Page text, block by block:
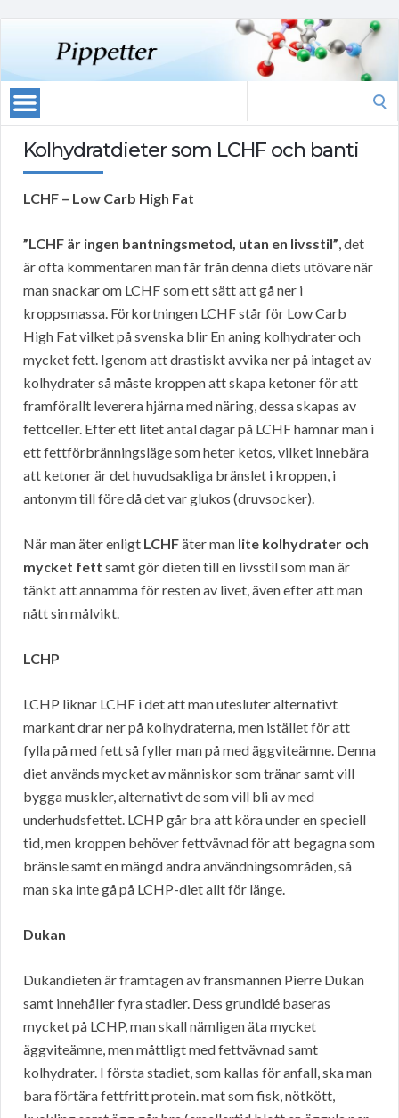
Kolhydratdieter som LCHF och banti
LCHF – Low Carb High Fat
”LCHF är ingen bantningsmetod, utan en livsstil”, det
är ofta kommentaren man får från denna diets utövare när
man snackar om LCHF som ett sätt att gå ner i
kroppsmassa. Förkortningen LCHF står för Low Carb
High Fat vilket på svenska blir En aning kolhydrater och
mycket fett. Igenom att drastiskt avvika ner på intaget av
kolhydrater så måste kroppen att skapa ketoner för att
framförallt leverera hjärna med näring, dessa skapas av
fettceller. Efter ett litet antal dagar på LCHF hamnar man i
ett fettförbränningsläge som heter ketos, vilket innebära
att ketoner är det huvudsakliga bränslet i kroppen, i
antonym till före då det var glukos (druvsocker).
När man äter enligt LCHFäter man lite kolhydrater och
mycket fett samt gör dieten till en livsstil som man är
tänkt att annamma för resten av livet, även efter att man
nått sin målvikt.
LCHP
LCHP liknar LCHF i det att man utesluter alternativt
markant drar ner på kolhydraterna, men istället för att
fylla på med fett så fyller man på med äggviteämne. Denna
diet används mycket av människor som tränar samt vill
bygga muskler, alternativt de som vill bli av med
underhudsfettet. LCHP går bra att köra under en speciell
tid, men kroppen behöver fettvävnad för att begagna som
bränsle samt en mängd andra användningsområden, så
man ska inte gå på LCHP-diet allt för länge.
Dukan
Dukandieten är framtagen av fransmannen Pierre Dukan
samt innehåller fyra stadier. Dess grundidé baseras
mycket på LCHP, man skall nämligen äta mycket
äggviteämne, men måttligt med fettvävnad samt
kolhydrater. I första stadiet, som kallas för anfall, ska man
bara förtära fettfritt protein. mat som fisk, nötkött,